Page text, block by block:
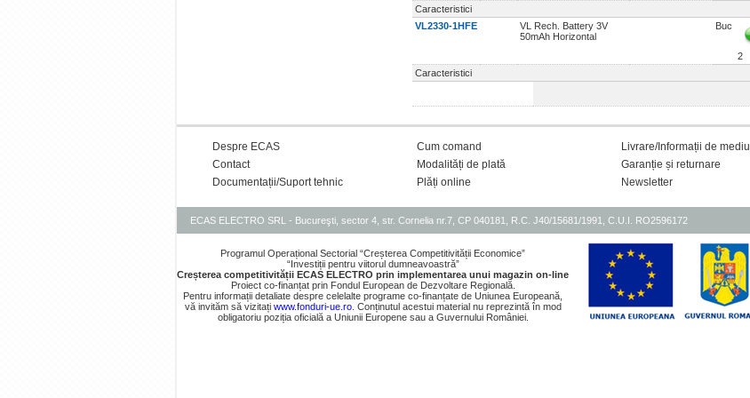
Caracteristici
VL2330-1HFE
VL Rech. Battery 3V
50mAh Horizontal
Buc
2
Caracteristici
Despre ECAS
Contact
Documentații/Suport tehnic
Cum comand
Modalități de plată
Plăți online
Livrare/Informații de mediu
Garanție și returnare
Newsletter
ECAS ELECTRO SRL - Bucureşti, sector 4, str. Cornelia nr.7, CP 040181, R.C. J40/15681/1991, C.U.I. RO2596172
Programul Operațional Sectorial “Creșterea Competitivității Economice”
“Investiții pentru viitorul dumneavoastră”
Creșterea competitivității ECAS ELECTRO prin implementarea unui magazin on-line
Proiect co-finanțat prin Fondul European de Dezvoltare Regională.
Pentru informații detaliate despre celelalte programe co-finanțate de Uniunea Europeană,
vă invităm să vizitați www.fonduri-ue.ro. Conținutul acestui material nu reprezintă în mod
obligatoriu poziția oficială a Uniunii Europene sau a Guvernului României.